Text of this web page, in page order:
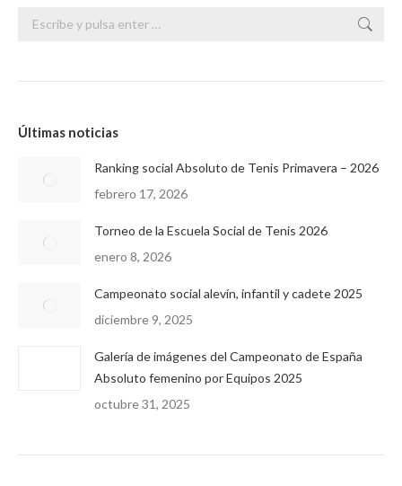
Buscar:
Últimas noticias
Ranking social Absoluto de Tenis Primavera – 2026
febrero 17, 2026
Torneo de la Escuela Social de Tenis 2026
enero 8, 2026
Campeonato social alevín, infantil y cadete 2025
diciembre 9, 2025
Galería de imágenes del Campeonato de España
Absoluto femenino por Equipos 2025
octubre 31, 2025